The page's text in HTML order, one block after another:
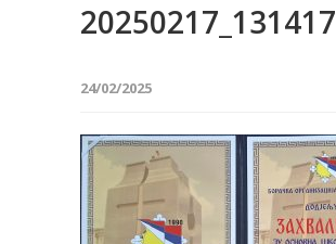
20250217_131417
24/02/2025